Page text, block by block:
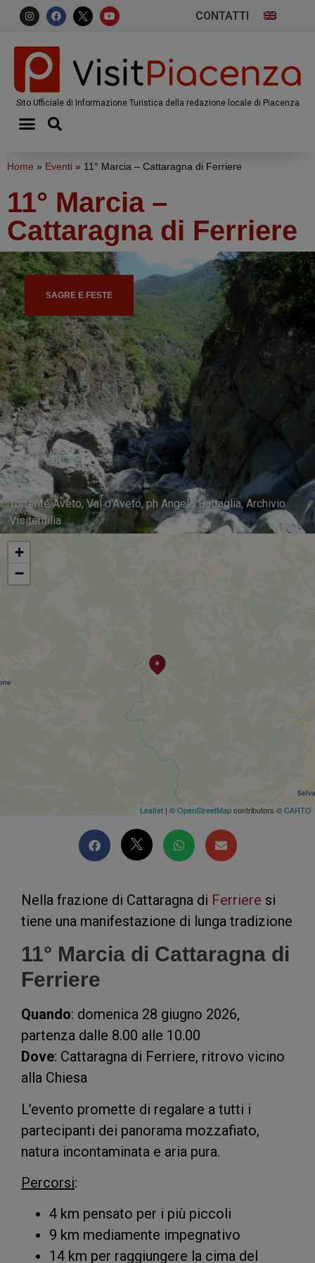
CONTATTI
Sito Ufficiale di Informazione Turistica della redazione locale di Piacenza
Home » Eventi » 11° Marcia – Cattaragna di Ferriere
11° Marcia –
Cattaragna di Ferriere
SAGRE E FESTE
Torrente Aveto, Val d'Aveto, ph Angelo Battaglia, Archivio
Visitemilia
+
−
Leaflet | ©OpenStreetMapcontributors ©CARTO
Nella frazione di Cattaragna di Ferriere si
tiene una manifestazione di lunga tradizione
11° Marcia di Cattaragna di
Ferriere
Quando: domenica 28 giugno 2026,
partenza dalle 8.00 alle 10.00
Dove: Cattaragna di Ferriere, ritrovo vicino
alla Chiesa
L’evento promette di regalare a tutti i
partecipanti dei panorama mozzafiato,
natura incontaminata e aria pura.
Percorsi:
4 km pensato per i più piccoli
9 km mediamente impegnativo
14 km per raggiungere la cima del